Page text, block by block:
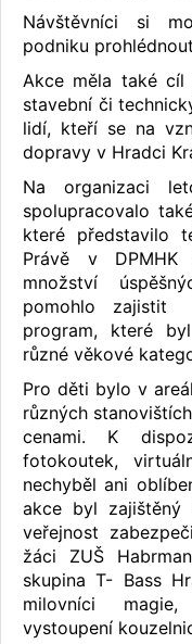
Návštěvníci si
podniku
Akce měla také cíl
stavební či
lidí, kteří se na
dopravy v Hradci
Na organizaci
spolupracovalo
které představilo
Právě v
množství
pomohlo zajistit
program, které
různé věkové
Pro děti bylo v
různých
cenami. K
fotokoutek,
nechyběl ani
akce byl zajištěný
veřejnost
žáci ZUŠ
skupina T- Bass
milovníci
vystoupení